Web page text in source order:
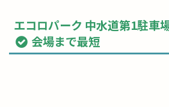
エコロパーク 中水道第1駐車
会場まで最短